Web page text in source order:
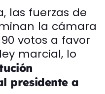
las fuerzas de
la cámara
votos a favor
marcial, lo
presidente a